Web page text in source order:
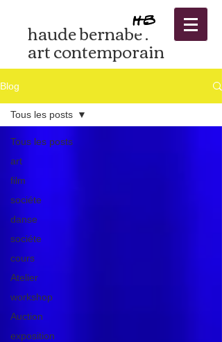
haude bernabé .
art contemporain
Blog
Tous les posts
art
film
sociéte
danse
sociéte
cours
Atelier
workshop
Auction
exposition
Tous les posts